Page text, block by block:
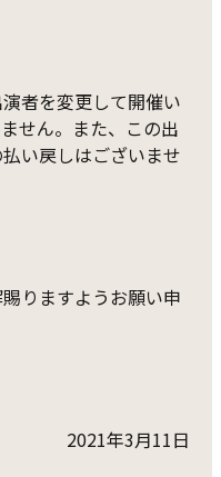
者を変更して開催い
せん。また、この出
い戻しはございませ
りますようお願い申
2021年3月11日